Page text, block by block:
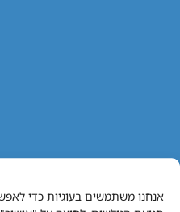
אנחנו משתמשים בעוגיות כדי